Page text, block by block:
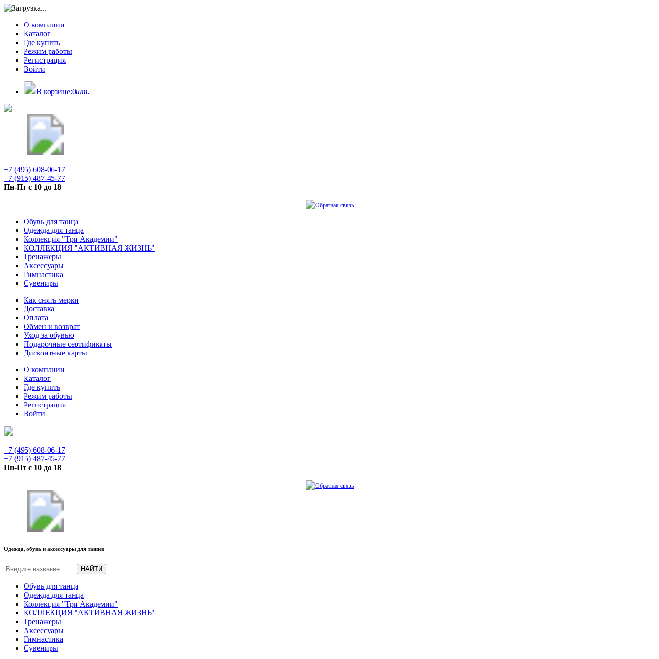
О компании
Каталог
Где купить
Режим работы
Регистрация
Войти
В корзине:0шт.
+7 (495) 608-06-17
+7 (915) 487-45-77
Пн-Пт с 10 до 18
Обратная связь
Обувь для танца
Одежда для танца
Коллекция "Три Академии"
КОЛЛЕКЦИЯ "АКТИВНАЯ ЖИЗНЬ"
Тренажеры
Аксессуары
Гимнастика
Сувениры
Как снять мерки
Доставка
Оплата
Обмен и возврат
Уход за обувью
Подарочные сертификаты
Дисконтные карты
О компании
Каталог
Где купить
Режим работы
Регистрация
Войти
+7 (495) 608-06-17
+7 (915) 487-45-77
Пн-Пт с 10 до 18
Обратная связь
Одежда, обувь и аксессуары для танцев
НАЙТИ
Обувь для танца
Одежда для танца
Коллекция "Три Академии"
КОЛЛЕКЦИЯ "АКТИВНАЯ ЖИЗНЬ"
Тренажеры
Аксессуары
Гимнастика
Сувениры